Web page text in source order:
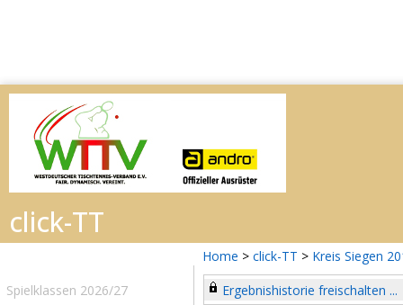
Home > click-TT > Kreis Siegen
Spielklassen 2026/27
Ergebnishistorie freischalten ...